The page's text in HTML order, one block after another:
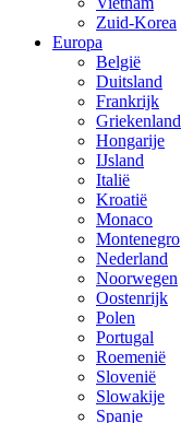
Zuid-Korea
Europa
België
Duitsland
Frankrijk
Griekenland
Hongarije
IJsland
Italië
Kroatië
Monaco
Montenegro
Nederland
Noorwegen
Oostenrijk
Polen
Portugal
Roemenië
Slovenië
Slowakije
Spanje